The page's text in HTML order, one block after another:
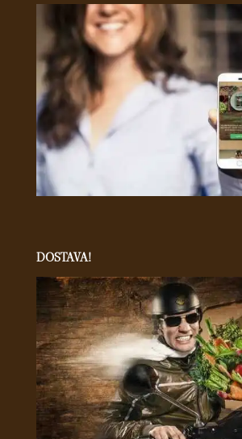
DOSTAVA!